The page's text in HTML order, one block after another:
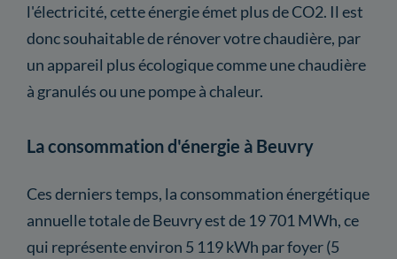
l'électricité, cette énergie émet plus de CO2. Il est
donc souhaitable de rénover votre chaudière, par
un appareil plus écologique comme une chaudière
à granulés ou une pompe à chaleur.
La consommation d'énergie à Beuvry
Ces derniers temps, la consommation énergétique
annuelle totale de Beuvry est de 19 701 MWh, ce
qui représente environ 5 119 kWh par foyer (5